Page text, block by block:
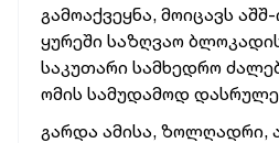
გამოაქვეყნა, მოიცავს
ყურეში საზღვაო
საკუთარი სამხედრო
ომის სამუდამოდ
გარდა ამისა, ზოლღადრი,